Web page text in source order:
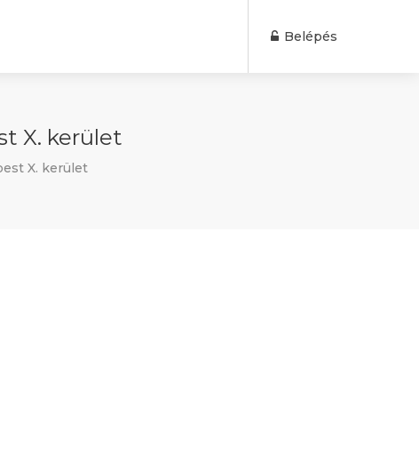
Belépés
X. kerület
X. kerület